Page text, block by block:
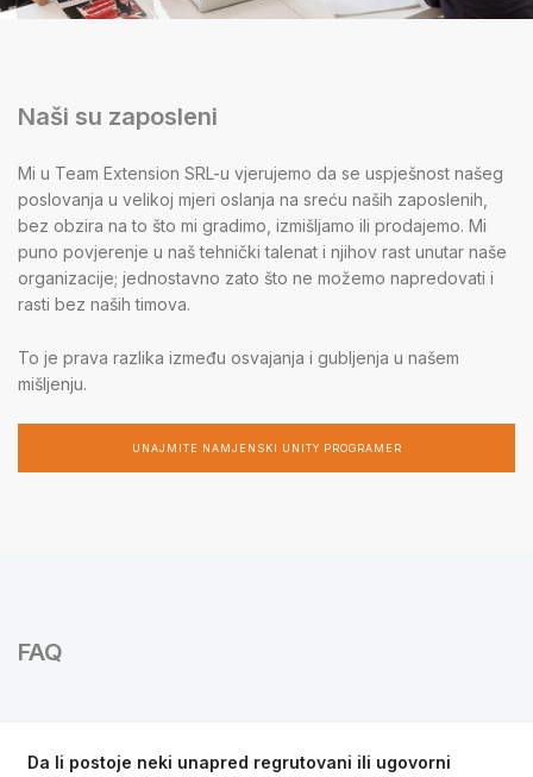
Naši su zaposleni
Mi u Team Extension SRL-u vjerujemo da se uspješnost našeg
poslovanja u velikoj mjeri oslanja na sreću naših zaposlenih,
bez obzira na to što mi gradimo, izmišljamo ili prodajemo. Mi
puno povjerenje u naš tehnički talenat i njihov rast unutar naše
organizacije; jednostavno zato što ne možemo napredovati i
rasti bez naših timova.
To je prava razlika između osvajanja i gubljenja u našem
mišljenju.
UNAJMITE NAMJENSKI UNITY PROGRAMER
FAQ
Da li postoje neki unapred regrutovani ili ugovorni